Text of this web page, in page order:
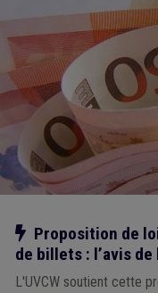
Notre action
Proposition de
de billets : l’avis de
L'UVCW soutient cette